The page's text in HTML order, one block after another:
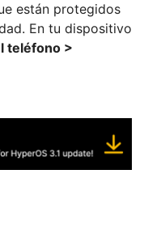
están protegidos
En tu dispositivo
teléfono >